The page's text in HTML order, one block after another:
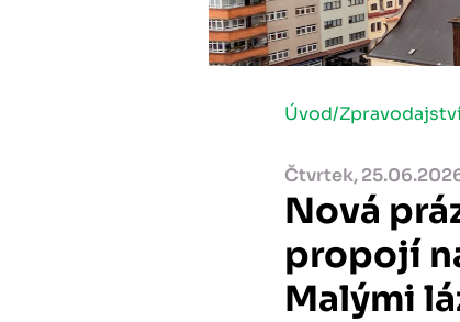
Úvod/
Čtvrtek,
Nová
propojí
Malými